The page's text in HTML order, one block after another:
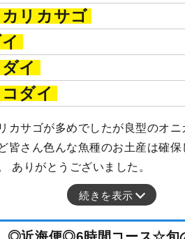
リカサゴ
イ
ダイ
カサゴが多めでしたが良型のオニ
皆さん色んな魚種のお土産は確保
ありがとうございました。
続きを表示